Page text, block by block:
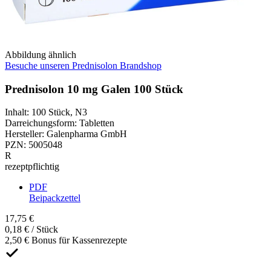
Abbildung ähnlich
Besuche unseren Prednisolon Brandshop
Prednisolon 10 mg Galen 100 Stück
Inhalt: 100 Stück, N3
Darreichungsform: Tabletten
Hersteller: Galenpharma GmbH
PZN: 5005048
R
rezeptpflichtig
PDF
Beipackzettel
17,75 €
0,18 € / Stück
2,50 € Bonus für Kassenrezepte